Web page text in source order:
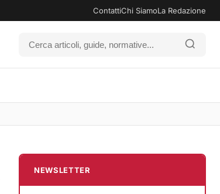
ContattiChi SiamoLa Redazione
NEWSLETTER